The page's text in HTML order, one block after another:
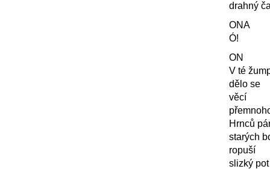
drahný
ONA
Ó!
ON
V té
dělo se
věcí
Hrnců
starých
ropuší
slizký pot